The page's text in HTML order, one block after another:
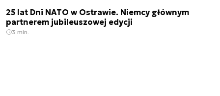
25 lat Dni NATO w Ostrawie. Niemcy głównym
partnerem jubileuszowej edycji
3 min.